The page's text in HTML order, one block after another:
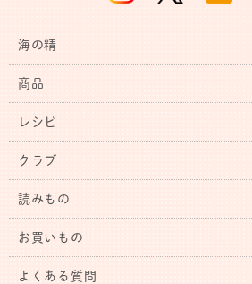
海の精
商品
レシピ
クラブ
読みもの
お買いもの
よくある質問